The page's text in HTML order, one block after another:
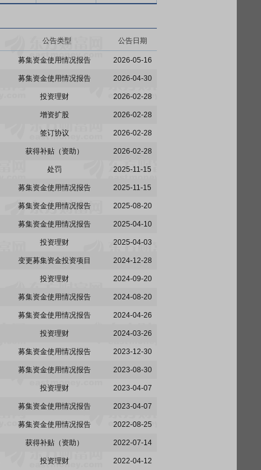
公告类型 公告日期
募集资金使用情况报告 2026-05-16
募集资金使用情况报告 2026-04-30
投资理财 2026-02-28
增资扩股 2026-02-28
签订协议 2026-02-28
获得补贴（资助） 2026-02-28
处罚 2025-11-15
募集资金使用情况报告 2025-11-15
募集资金使用情况报告 2025-08-20
募集资金使用情况报告 2025-04-10
投资理财 2025-04-03
变更募集资金投资项目 2024-12-28
投资理财 2024-09-20
募集资金使用情况报告 2024-08-20
募集资金使用情况报告 2024-04-26
投资理财 2024-03-26
募集资金使用情况报告 2023-12-30
募集资金使用情况报告 2023-08-30
投资理财 2023-04-07
募集资金使用情况报告 2023-04-07
募集资金使用情况报告 2022-08-25
获得补贴（资助） 2022-07-14
投资理财 2022-04-12